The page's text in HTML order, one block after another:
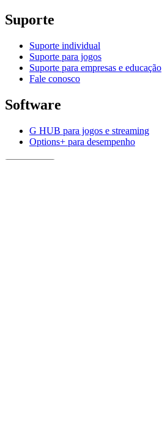
Suporte
Suporte individual
Suporte para jogos
Suporte para empresas e educação
Fale conosco
Software
G HUB para jogos e streaming
Options+ para desempenho